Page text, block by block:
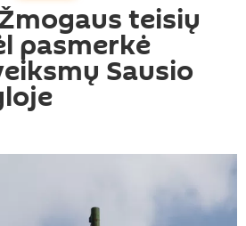
teisių
pasmerkė
Sausio